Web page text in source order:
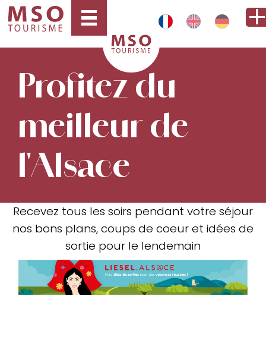
Profitez du
meilleur de
l'Alsace
Recevez tous les soirs pendant votre séjour
nos bons plans, coups de coeur et idées de
sortie pour le lendemain